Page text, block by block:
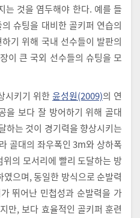
는 것을 염두해야 한다. 예를 들
슈팅을 대비한 골키퍼 연습의
기 위해 국내 선수들이 발판의
이 큰 국외 선수들의 슈팅을 모
시키기 위한윤성원(2009)의 연
을 보다 잘 방어하기 위해 골대
하는 것이 경기력을 향상시키는
골대의 좌우폭인 3m와 상하폭
의 모서리에 빨리 도달하는 방
으며, 동일한 방식으로 순발력
뛰어난 민첩성과 순발력을 가
만, 보다 효율적인 골키퍼 훈련